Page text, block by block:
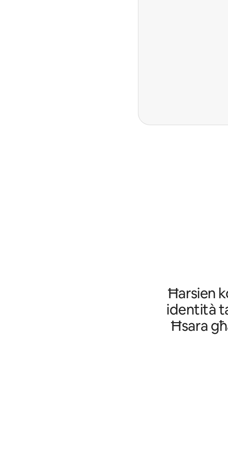
Ħarsien
identità
Ħsara